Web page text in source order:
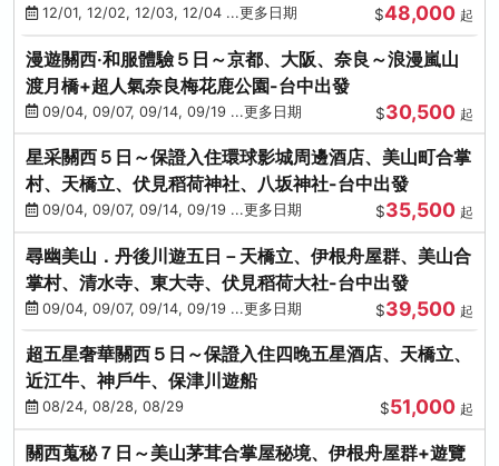
村(不進免稅店)
12/01, 12/02, 12/03, 12/04 ...更多日期 $48,000 起
漫遊關西‧和服體驗５日～京都、大阪、奈良～浪漫嵐山
渡月橋+超人氣奈良梅花鹿公園-台中出發
09/04, 09/07, 09/14, 09/19 ...更多日期 $30,500 起
星采關西５日～保證入住環球影城周邊酒店、美山町合掌
村、天橋立、伏見稻荷神社、八坂神社-台中出發
09/04, 09/07, 09/14, 09/19 ...更多日期 $35,500 起
尋幽美山．丹後川遊五日－天橋立、伊根舟屋群、美山合
掌村、清水寺、東大寺、伏見稻荷大社-台中出發
09/04, 09/07, 09/14, 09/19 ...更多日期 $39,500 起
超五星奢華關西５日～保證入住四晚五星酒店、天橋立、
近江牛、神戶牛、保津川遊船
08/24, 08/28, 08/29 $51,000 起
關西蒐秘７日～美山茅茸合掌屋秘境、伊根舟屋群+遊覽